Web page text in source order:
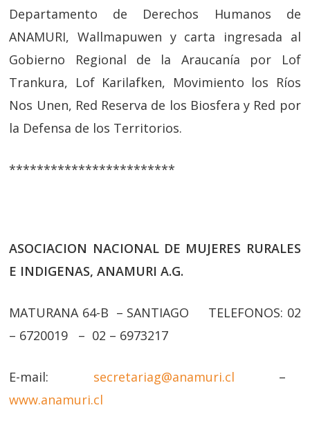
Departamento de Derechos Humanos de
ANAMURI, Wallmapuwen y carta ingresada al
Gobierno Regional de la Araucanía por Lof
Trankura, Lof Karilafken, Movimiento los Ríos
Nos Unen, Red Reserva de los Biosfera y Red por
la Defensa de los Territorios.
************************
ASOCIACION NACIONAL DE MUJERES RURALES
E INDIGENAS, ANAMURI A.G.
MATURANA 64-B – SANTIAGO TELEFONOS: 02
– 6720019 – 02 – 6973217
E-mail: secretariag@anamuri.cl –
www.anamuri.cl